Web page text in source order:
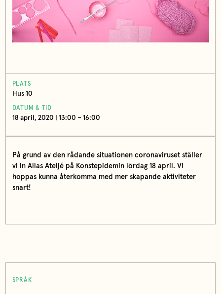
PLATS
Hus 10
DATUM & TID
18 april, 2020 | 13:00 – 16:00
På grund av den rådande situationen coronaviruset ställer
vi in Allas Ateljé på Konstepidemin lördag 18 april. Vi
hoppas kunna återkomma med mer skapande aktiviteter
snart!
SPRÅK